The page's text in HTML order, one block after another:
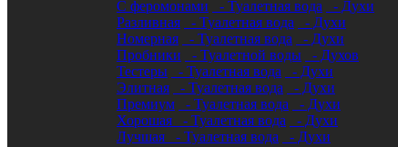
С феромонами
- Туалетная вода
- Духи
Разливная
- Туалетная вода
- Духи
Номерная
- Туалетная вода
- Духи
Пробники
- Туалетной воды
- Духов
Тестеры
- Туалетная вода
- Духи
Элитная
- Туалетная вода
- Духи
Премиум
- Туалетная вода
- Духи
Хорошая
- Туалетная вода
- Духи
Лучшая
- Туалетная вода
- Духи